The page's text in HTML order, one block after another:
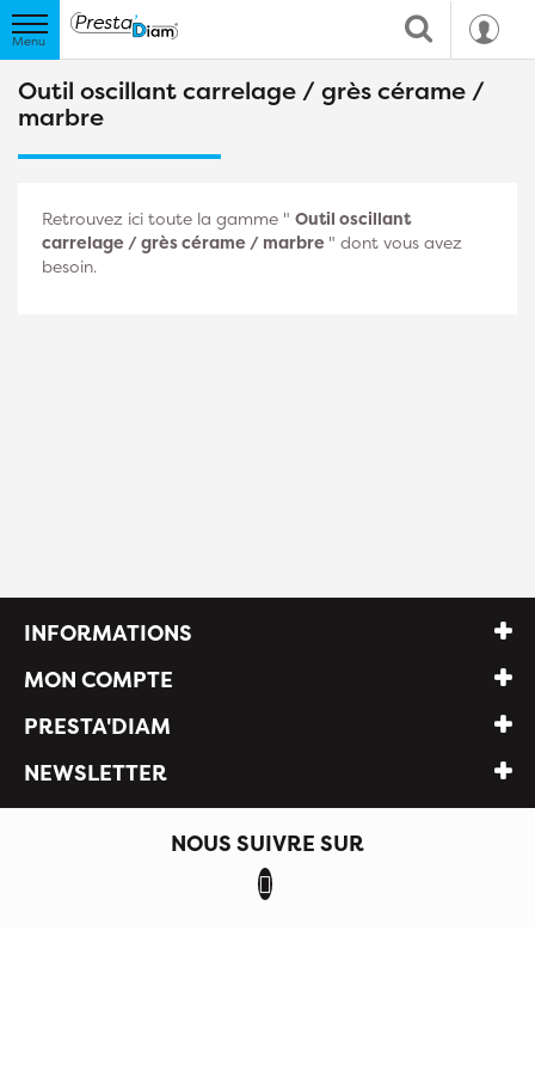
Outil oscillant carrelage / grès cérame /
marbre
Retrouvez ici toute la gamme " Outil oscillant
carrelage / grès cérame / marbre " dont vous avez
besoin.
INFORMATIONS
MON COMPTE
PRESTA'DIAM
NEWSLETTER
NOUS SUIVRE SUR